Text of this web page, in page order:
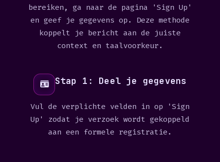
bereiken, ga naar de pagina 'Sign Up'
en geef je gegevens op. Deze methode
koppelt je bericht aan de juiste
context en taalvoorkeur.
Stap 1: Deel je gegevens
Vul de verplichte velden in op 'Sign
Up' zodat je verzoek wordt gekoppeld
aan een formele registratie.